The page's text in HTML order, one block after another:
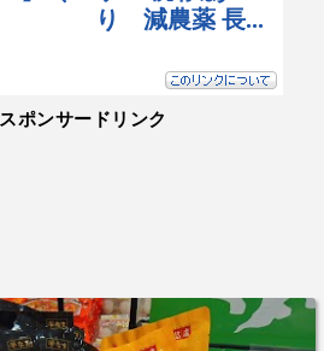
スポンサードリンク